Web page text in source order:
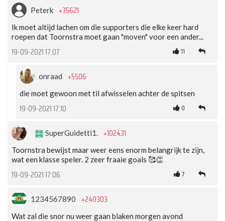
Peterk +35621
Ik moet altijd lachen om die supporters die elke keer hard
roepen dat Toornstra moet gaan "moven" voor een ander...
19-09-2021 17:07 11
onraad +5506
die moet gewoon met til afwisselen achter de spitsen
19-09-2021 17:10 0
SuperGuidetti1. +102431
Toornstra bewijst maar weer eens enorm belangrijk te zijn,
wat een klasse speler. 2 zeer fraaie goals 🥰👏
19-09-2021 17:06 7
1234567890 +240303
Wat zal die snor nu weer gaan blaken morgen avond